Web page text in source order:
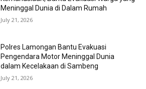
Meninggal Dunia di Dalam Rumah
July 21, 2026
Polres Lamongan Bantu Evakuasi
Pengendara Motor Meninggal Dunia
dalam Kecelakaan di Sambeng
July 21, 2026